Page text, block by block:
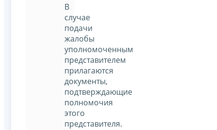
В
случае
подачи
жалобы
уполномоченным
представителем
прилагаются
документы,
подтверждающие
полномочия
этого
представителя.